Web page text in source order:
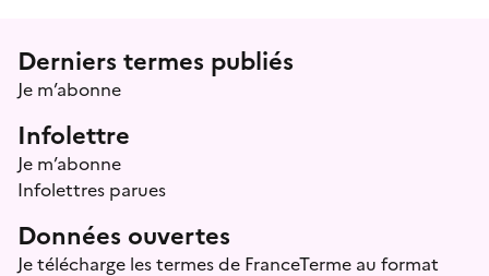
Menu prefooter
Derniers termes publiés
Je m’abonne
Infolettre
Je m’abonne
Infolettres parues
Données ouvertes
Je télécharge les termes de FranceTerme au format